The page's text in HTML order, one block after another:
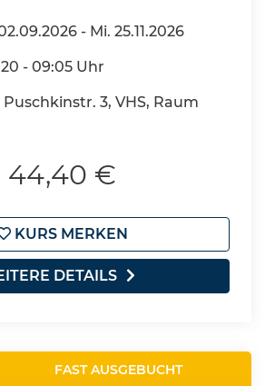
- Mi. 25.11.2026
- 09:05 Uhr
Puschkinstr. 3, VHS, Raum
44,40 €
KURS MERKEN
DETAILS
FAST AUSGEBUCHT